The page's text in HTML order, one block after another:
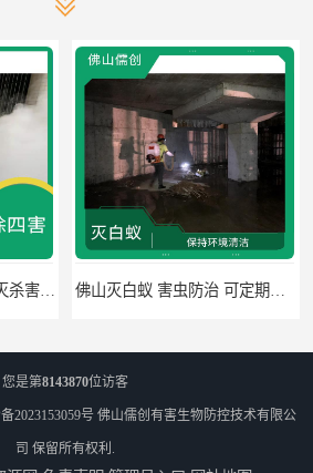
佛山禅城区专业灭四害 灭杀害虫 根据现场情况定制中害方案 佛山灭白蚁 害虫防治 可定期检查
您是第8143870位访客
2023153059号 佛山儒创有害生物防控技术有限公
司 保留所有权利.